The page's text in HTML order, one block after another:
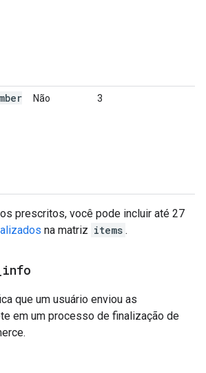
Não 3
prescritos, você pode incluir até 27
na matriz items .
info
que um usuário enviou as
em um processo de finalização de